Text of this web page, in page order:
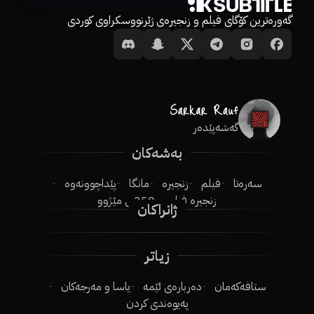
گەورەترین کۆگای فیلم و زنجیرەی ژێرنووسکراوی کوردی
گەشەپێدەر
بەشەکان
سەرەتا فیلم زنجیرە مانگا
پێداچوونەوە
زنجیرە فیلم
250ـی مێژوو
ژانراکان
زیاتر
ستافەکەمان دەربارەی ئێمە
یاسا و مەرجەکان
پەیوەندی کردن